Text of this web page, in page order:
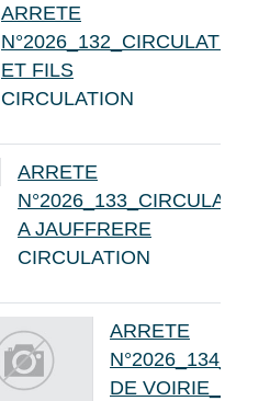
ARRETE
ET FILS
CIRCULATION
ARRETE
A JAUFFRERE
CIRCULATION
ARRETE
DE